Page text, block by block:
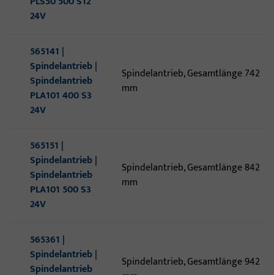
24V
565141 |
Spindelantrieb |
Spindelantrieb
PLA101 400 S3
24V
Spindelantrieb, Gesamtlänge 742
mm
565151 |
Spindelantrieb |
Spindelantrieb
PLA101 500 S3
24V
Spindelantrieb, Gesamtlänge 842
mm
565361 |
Spindelantrieb |
Spindelantrieb
Spindelantrieb, Gesamtlänge 942